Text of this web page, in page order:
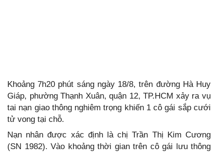
Khoảng 7h20 phút sáng ngày 18/8, trên đường Hà Huy
Giáp, phường Thạnh Xuân, quận 12, TP.HCM xảy ra vụ
tai nạn giao thông nghiêm trọng khiến 1 cô gái sắp cưới
tử vong tại chỗ.
Nạn nhân được xác định là chị Trần Thị Kim Cương
(SN 1982). Vào khoảng thời gian trên cô gái lưu thông